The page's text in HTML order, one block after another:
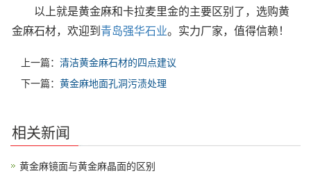
以上就是黄金麻和卡拉麦里金的主要区别了，选购黄
金麻石材，欢迎到 青岛强华石业。实力厂家，值得信赖！
上一篇： 清洁黄金麻石材的四点建议
下一篇： 黄金麻地面孔洞污渍处理
相关新闻
黄金麻镜面与黄金麻晶面的区别